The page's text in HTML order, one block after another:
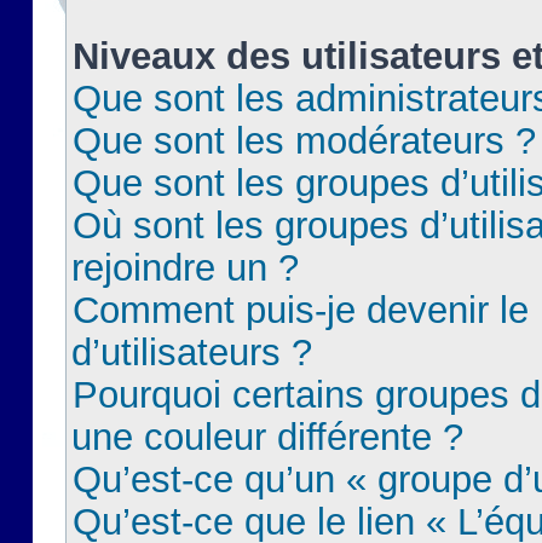
Niveaux des utilisateurs
Que sont les
Que sont les modérateurs ?
Que sont les groupes
Où sont les groupes
rejoindre un ?
Comment puis-je devenir le
d’utilisateurs ?
Pourquoi certains groupes
une couleur différente ?
Qu’est-ce qu’un « groupe
Qu’est-ce que le lien «